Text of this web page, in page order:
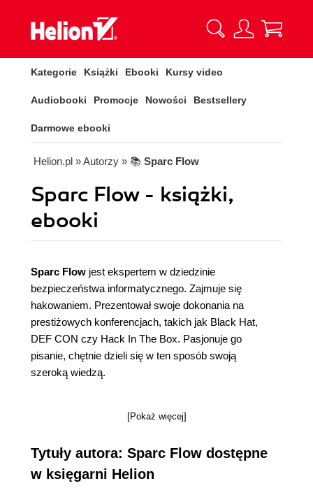
Kategorie Książki Ebooki Kursy video
Audiobooki Promocje Nowości Bestsellery
Darmowe ebooki
Helion.pl » Autorzy » 📚 Sparc Flow
Sparc Flow - książki,
ebooki
Sparc Flow jest ekspertem w dziedzinie
bezpieczeństwa informatycznego. Zajmuje się
hakowaniem. Prezentował swoje dokonania na
prestiżowych konferencjach, takich jak Black Hat,
DEF CON czy Hack In The Box. Pasjonuje go
pisanie, chętnie dzieli się w ten sposób swoją
szeroką wiedzą.
[Pokaż więcej]
Tytuły autora: Sparc Flow dostępne
w księgarni Helion